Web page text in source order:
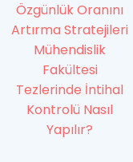
Özgünlük Oranını
Artırma Stratejileri
Mühendislik
Fakültesi
Tezlerinde İntihal
Kontrolü Nasıl
Yapılır?